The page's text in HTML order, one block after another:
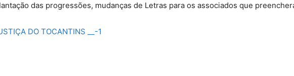
das progressões, mudanças de Letras para os associados que
DO TOCANTINS __-1